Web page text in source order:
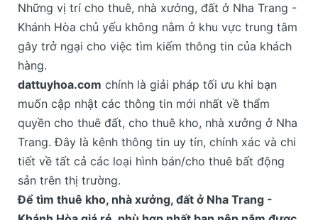
Những vị trí cho thuê, nhà xưởng, đất ở Nha Trang -
Khánh Hòa chủ yếu không nằm ở khu vực trung tâm
gây trở ngại cho việc tìm kiếm thông tin của khách
hàng.
dattuyhoa.com chính là giải pháp tối ưu khi bạn
muốn cập nhật các thông tin mới nhất về thẩm
quyền cho thuê đất, cho thuê kho, nhà xưởng ở Nha
Trang. Đây là kênh thông tin uy tín, chính xác và chi
tiết về tất cả các loại hình bán/cho thuê bất động
sản trên thị trường.
Để tìm thuê kho, nhà xưởng, đất ở Nha Trang -